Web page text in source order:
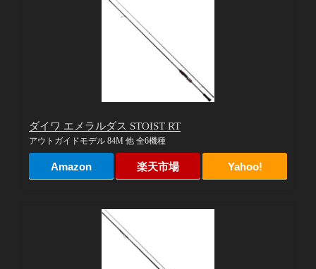
ダイワ エメラルダス STOIST RT
アウトガイドモデル 84M 他 全6機種
Amazon 楽天市場 Yahoo!